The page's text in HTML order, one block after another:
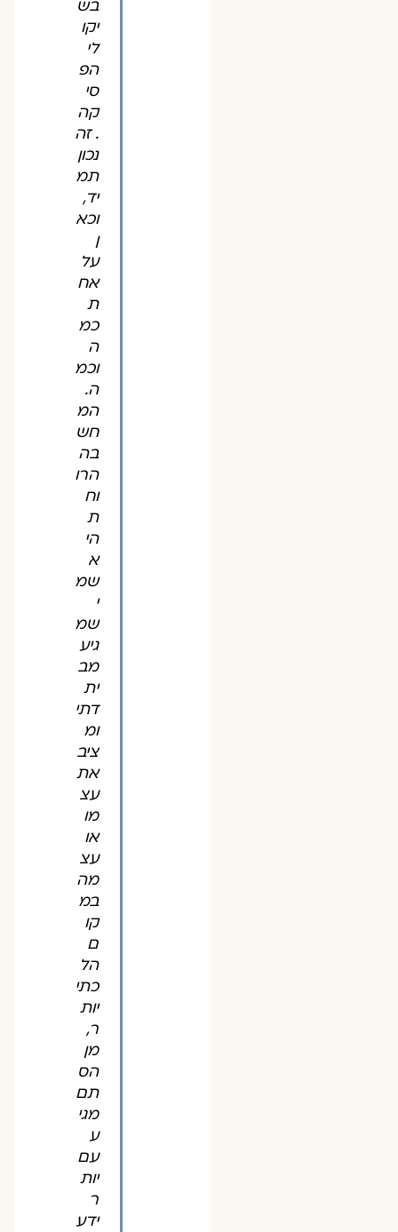
בש
יקו
לי
הפ
סי
קה
. זה
נכון
תמ
יד,
וכא
על
אח
ת
כמ
ה
וכמ
ה.
המ
חש
בה
הרו
וח
ת
הי
א
שמ
שמ
גיע
מב
ית
דתי
ומ
ציב
את
עצ
מו
או
עצ
מה
במ
קו
ם
הל
כתי
יות
ר,
מן
הס
תם
מגי
ע
עם
יות
ר
ידע